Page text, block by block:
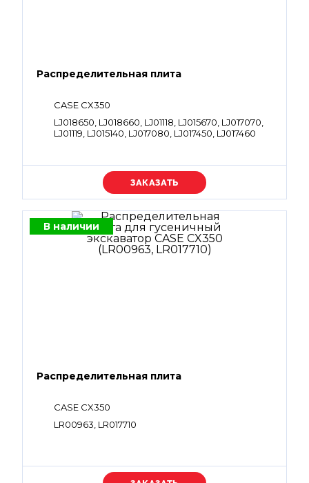
Распределительная плита
CASE CX350
LJ018650, LJ018660, LJ01118, LJ015670, LJ017070,
LJ01119, LJ015140, LJ017080, LJ017450, LJ017460
Уточняйте цену
В наличии
Распределительная плита
CASE CX350
LR00963, LR017710